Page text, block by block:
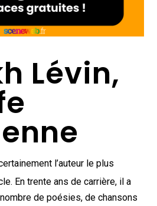
Lévin,
l’auteur le plus
En trente ans de carrière, il a
de poésies, de chansons